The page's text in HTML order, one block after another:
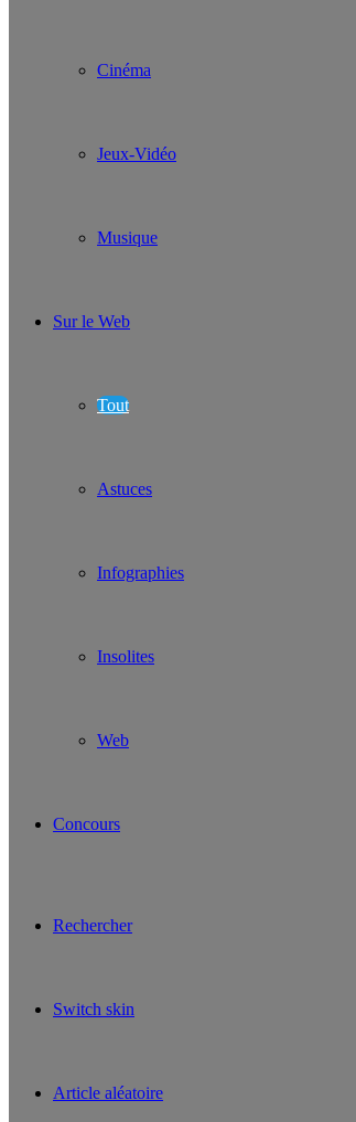
Cinéma
Jeux-Vidéo
Musique
Sur le Web
Tout
Astuces
Infographies
Insolites
Web
Concours
Rechercher
Switch skin
Article aléatoire